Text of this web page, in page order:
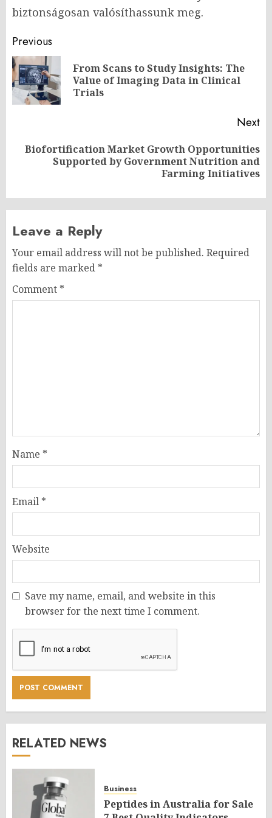
biztonságosan valósíthassunk meg.
Post
navigation
Previous
From Scans to Study Insights: The
Value of Imaging Data in Clinical
Trials
Next
Next
Biofortification Market Growth Opportunities
Supported by Government Nutrition and
Farming Initiatives
Leave a Reply
Your email address will not be published. Required
fields are marked *
Comment *
Name *
Email *
Website
Save my name, email, and website in this
browser for the next time I comment.
RELATED NEWS
Business
Peptides in Australia for Sale